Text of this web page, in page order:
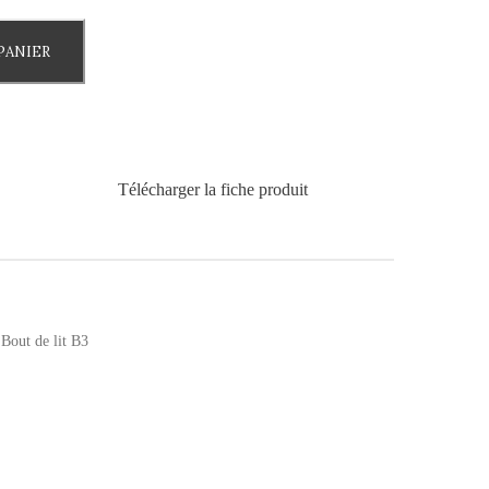
Télécharger la fiche produit
de lit B3